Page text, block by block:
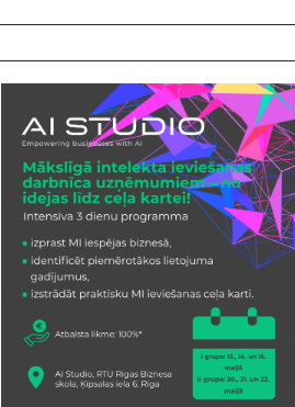
uzņēmumu darbības pamatu, tieši